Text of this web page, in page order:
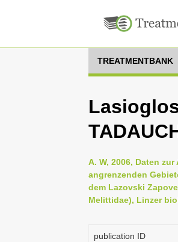
TREATMENTBANK
A. W, 2006, Daten
angrenzenden
dem Lazovski
Melittidae), Linzer
publication ID